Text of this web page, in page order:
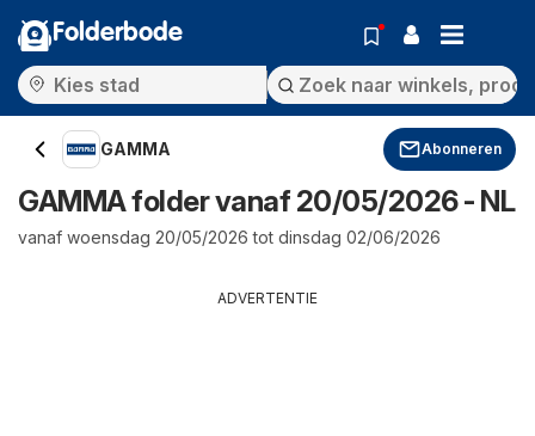
Folderbode
GAMMA Abonneren
GAMMA folder vanaf 20/05/2026 - NL
vanaf woensdag 20/05/2026 tot dinsdag 02/06/2026
ADVERTENTIE